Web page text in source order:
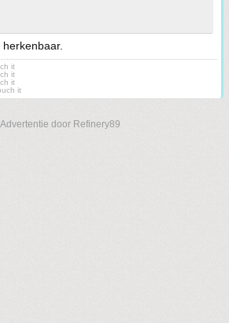
it
it
it
it
door Refinery89